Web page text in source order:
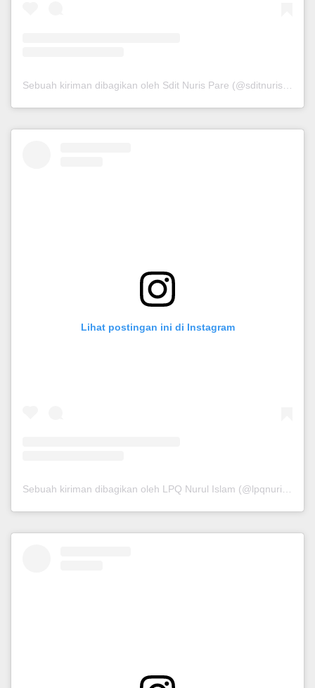
Lihat postingan ini di Instagram
Sebuah kiriman dibagikan oleh LPQ Nurul Islam (@lpqnurispare)